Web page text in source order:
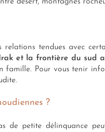
tendues avec
et la frontière du sud
famille. Pour vous tenir
?
de petite délinquance